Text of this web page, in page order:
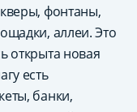
фонтаны,
аллеи. Это
открыта новая
есть
банки,